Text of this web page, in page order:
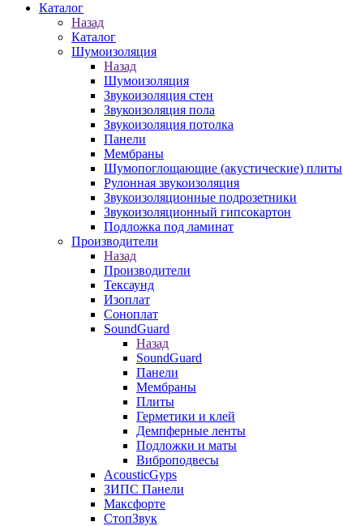
Каталог
Назад
Каталог
Шумоизоляция
Назад
Шумоизоляция
Звукоизоляция стен
Звукоизоляция пола
Звукоизоляция потолка
Панели
Мембраны
Шумопоглощающие (акустические) плиты
Рулонная звукоизоляция
Звукоизоляционные подрозетники
Звукоизоляционный гипсокартон
Подложка под ламинат
Производители
Назад
Производители
Тексаунд
Изоплат
Соноплат
SoundGuard
Назад
SoundGuard
Панели
Мембраны
Плиты
Герметики и клей
Демпферные ленты
Подложки и маты
Виброподвесы
AcousticGyps
ЗИПС Панели
Максфорте
СтопЗвук